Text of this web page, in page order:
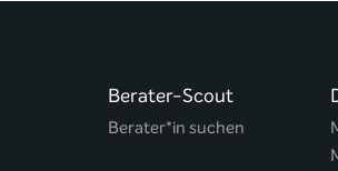
Berater-Scout
Berater*in suchen